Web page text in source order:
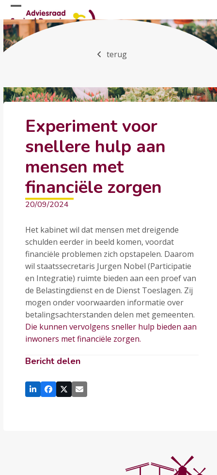
Skip
to
content
Open
mobile
menu
Close
mobile
menu
terug
Experiment voor
snellere hulp aan
mensen met
financiële zorgen
20/09/2024
Het kabinet wil dat mensen met dreigende
schulden eerder in beeld komen, voordat
financiële problemen zich opstapelen. Daarom
wil staatssecretaris Jurgen Nobel (Participatie
en Integratie) ruimte bieden aan een proef van
de Belastingdienst en de Dienst Toeslagen. Zij
mogen onder voorwaarden informatie over
betalingsachterstanden delen met gemeenten.
Die kunnen vervolgens sneller hulp bieden aan
inwoners met financiële zorgen.
Bericht delen